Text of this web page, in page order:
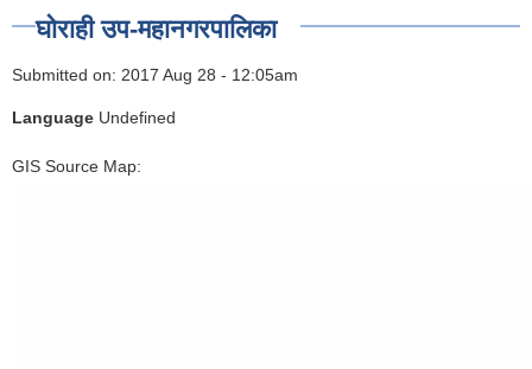
घोराही उप-महानगरपालिका
Submitted on: 2017 Aug 28 - 12:05am
Language Undefined
GIS Source Map: